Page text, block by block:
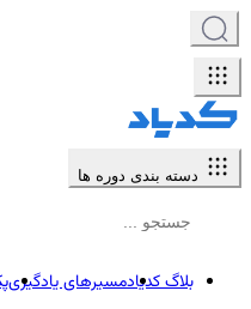
دسته بندی دوره ها
بلاگ کدیادمسیرهای یادگیری